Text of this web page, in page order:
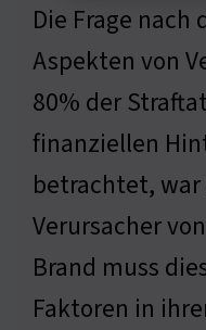
Die Frage nach
Aspekten von
80% der
finanziellen
betrachtet,
Verursacher
Brand muss
Faktoren in